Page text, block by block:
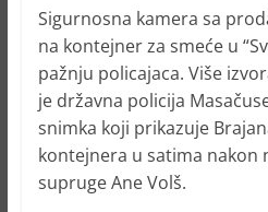
Sigurnosna kamera sa
na kontejner za smeće u
pažnju policajaca. Više
je državna policija
snimka koji prikazuje
kontejnera u satima nakon
supruge Ane Volš.